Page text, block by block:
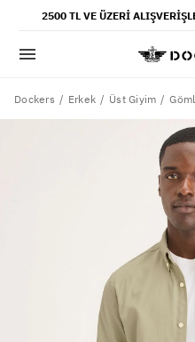
2500 TL VE ÜZERI
gömlek
şort
yaz koleksiyonu
Dockers Erkek Üst Giyim